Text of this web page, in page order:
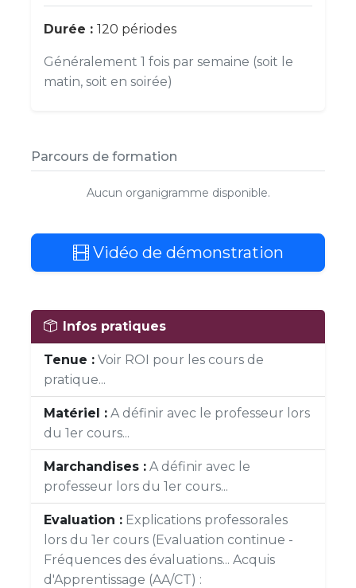
Durée : 120 périodes
Généralement 1 fois par semaine (soit le
matin, soit en soirée)
Parcours de formation
Aucun organigramme disponible.
Vidéo de démonstration
Infos pratiques
Tenue : Voir ROI pour les cours de
pratique...
Matériel : A définir avec le professeur lors
du 1er cours...
Marchandises : A définir avec le
professeur lors du 1er cours...
Evaluation : Explications professorales
lors du 1er cours (Evaluation continue -
Fréquences des évaluations... Acquis
d'Apprentissage (AA/CT) :